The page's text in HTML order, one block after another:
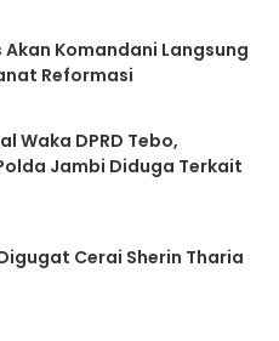
Akan Komandani Langsung
Reformasi
Waka DPRD Tebo,
Jambi Diduga Terkait
Cerai Sherin Tharia